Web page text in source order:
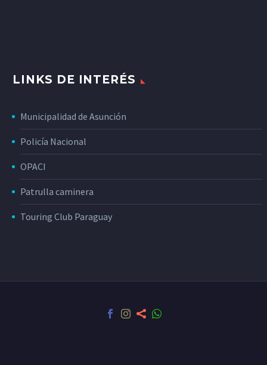
LINKS DE INTERÉS
Municipalidad de Asunción
Policía Nacional
OPACI
Patrulla caminera
Touring Club Paraguay